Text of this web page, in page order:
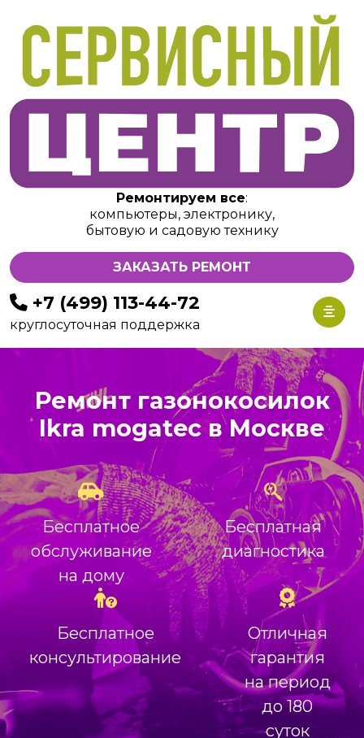
Ремонтируем все:
компьютеры, электронику,
бытовую и садовую технику
ЗАКАЗАТЬ РЕМОНТ
+7 (499) 113-44-72
круглосуточная поддержка
Ремонт газонокосилок
Ikra mogatec в Москве
Бесплатное
обслуживание
на дому
Бесплатная
диагностика
Бесплатное
консультирование
Отличная
гарантия
на период
до 180
суток